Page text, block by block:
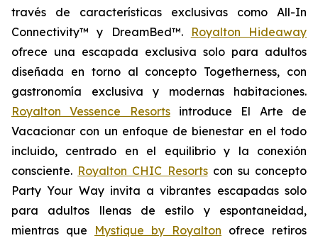
través de características exclusivas como All-In
Connectivity™ y DreamBed™.
Royalton Hideaway
ofrece una escapada exclusiva solo para adultos
diseñada en torno al concepto Togetherness, con
gastronomía exclusiva y modernas habitaciones.
Royalton Vessence Resortsintroduce El Arte de
Vacacionar con un enfoque de bienestar en el todo
incluido, centrado en el equilibrio y la conexión
consciente. Royalton CHIC Resortscon su concepto
PartyYour Wayinvita a vibrantes escapadas solo
para adultos llenas de estilo y espontaneidad,
mientras que Mystique by Royalton ofrece retiros